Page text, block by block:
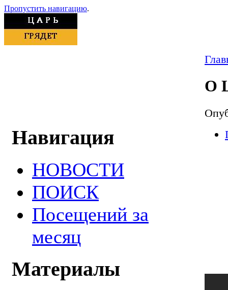
Пропустить навигацию.
Навигация
НОВОСТИ
ПОИСК
Посещений за
месяц
Материалы
О